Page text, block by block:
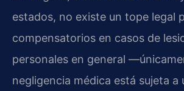
estados, no existe un tope legal
compensatorios en casos de
personales en general
negligencia médica está sujeta a